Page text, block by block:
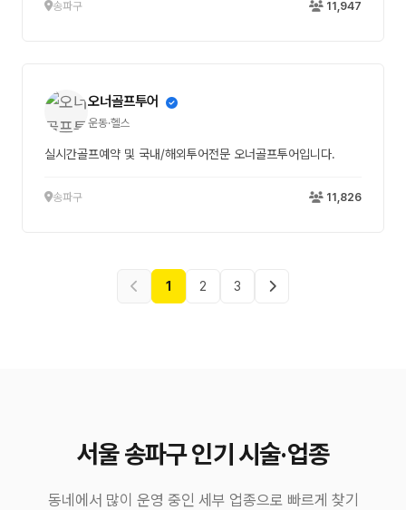
송파구 11,947
오너골프투어
운동·헬스
실시간골프예약 및 국내/해외투어전문 오너골프투어입니다.
송파구 11,826
1 2 3
서울 송파구 인기 시술·업종
동네에서 많이 운영 중인 세부 업종으로 빠르게 찾기